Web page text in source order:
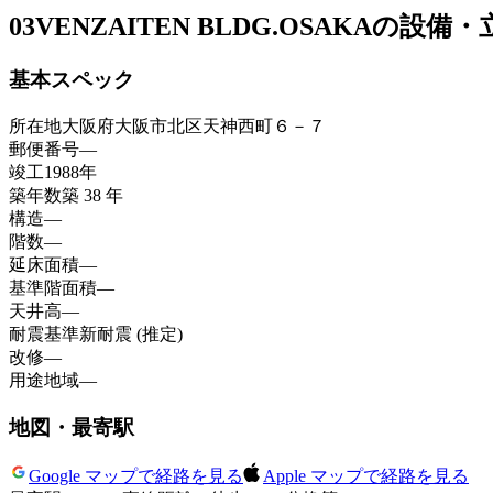
03VENZAITEN BLDG.OSAKAの設備・
基本スペック
所在地大阪府大阪市北区天神西町６－７
郵便番号—
竣工1988年
築年数築 38 年
構造—
階数—
延床面積—
基準階面積—
天井高—
耐震基準新耐震 (推定)
改修—
用途地域—
地図・最寄駅
Google マップで経路を見る
Apple マップで経路を見る